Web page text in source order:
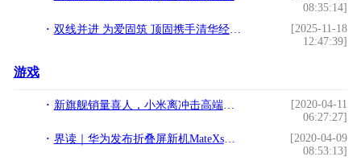
08:35:14]
双线并进 为爱固筑 顶固携手清华经管学院支持教育健康
[2025-11-18
12:47:39]
游戏
新旗舰销量喜人，小米离冲击高端成功还有多远？
[2020-04-11
06:27:27]
界读｜华为发布折叠屏新机MateXs，国产屏追赶三星的脚步有待加快
[2020-04-09
08:53:13]